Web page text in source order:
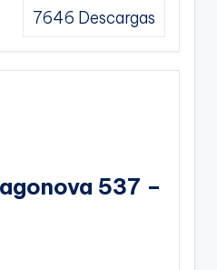
7646 Descargas
537 –